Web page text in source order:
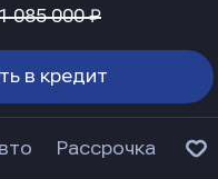
085 000 ₽
в кредит
Рассрочка